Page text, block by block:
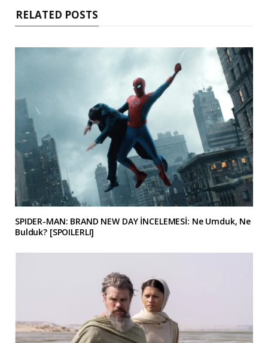
RELATED POSTS
SPIDER-MAN: BRAND NEW DAY İNCELEMESİ: Ne Umduk, Ne
Bulduk? [SPOILERLI]